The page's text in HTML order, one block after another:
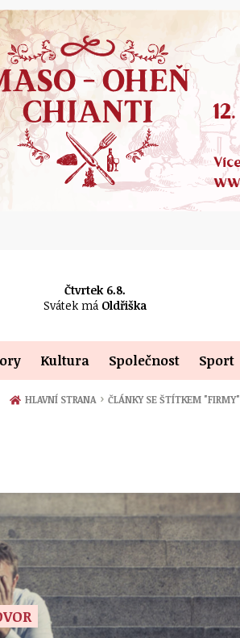
Čtvrtek 6.8.
Svátek má Oldřiška
Kultura Společnost Sport
HLAVNÍ STRANA › ČLÁNKY SE ŠTÍTKEM "FIRMY"